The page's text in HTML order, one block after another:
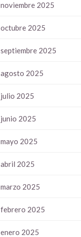
noviembre 2025
octubre 2025
septiembre 2025
agosto 2025
julio 2025
junio 2025
mayo 2025
abril 2025
marzo 2025
febrero 2025
enero 2025